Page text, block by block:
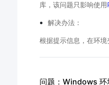
库，该问题只影响使用
解决办法：
根据提示信息，在环
问题：Windows